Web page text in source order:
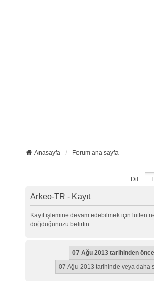
Anasayfa Forum ana sayfa
Dil:
Arkeo-TR - Kayıt
Kayıt işlemine devam edebilmek için lütfen
doğduğunuzu belirtin.